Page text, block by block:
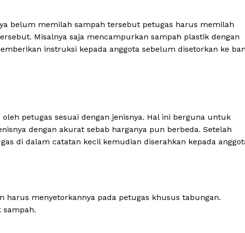
belum memilah sampah tersebut petugas harus memilah
Misalnya saja mencampurkan sampah plastik dengan
instruksi kepada anggota sebelum disetorkan ke
petugas sesuai dengan jenisnya. Hal ini berguna untuk
dengan akurat sebab harganya pun berbeda. Setelah
di dalam catatan kecil kemudian diserahkan kepada
harus menyetorkannya pada petugas khusus tabungan.
sampah.